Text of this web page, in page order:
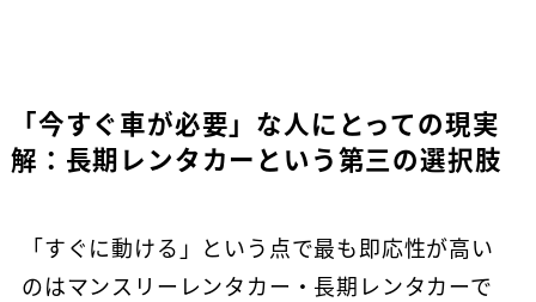
「今すぐ車が必要」な人にとっての現実
解：長期レンタカーという第三の選択肢
「すぐに動ける」という点で最も即応性が高い
のはマンスリーレンタカー・長期レンタカーで